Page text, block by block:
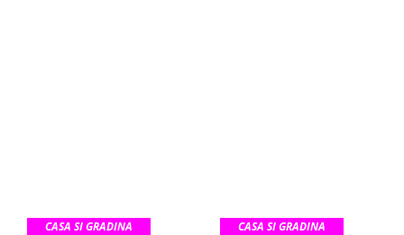
CASA SI GRADINA CASA SI GRADINA